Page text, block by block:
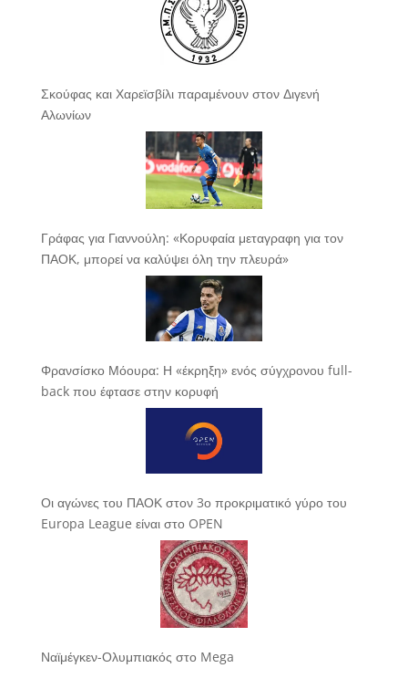
Σκούφας και Χαρεϊσβίλι παραμένουν στον Διγενή
Αλωνίων
Γράφας για Γιαννούλη: «Κορυφαία μεταγραφη για τον
ΠΑΟΚ, μπορεί να καλύψει όλη την πλευρά»
Φρανσίσκο Μόουρα: Η «έκρηξη» ενός σύγχρονου full-
back που έφτασε στην κορυφή
Οι αγώνες του ΠΑΟΚ στον 3ο προκριματικό γύρο του
Europa League είναι στο OPEN
Ναϊμέγκεν-Ολυμπιακός στο Mega